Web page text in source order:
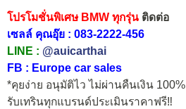
โปรโมชั่นพิเศษ BMW ทุกรุ่น ติดต่อ
เซลล์ คุณอุ๊ย : 083-2222-456
LINE : @auicarthai
FB : Europe car sales
*คุยง่าย อนุมัติไว ไม่ผ่านคืนเงิน 100%
รับเทรินทุกแบรนด์ประเมินราคาฟรี‼️